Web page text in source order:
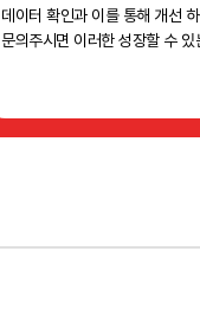
데이터 확인과 이를 통해 개선
문의주시면 이러한 성장할 수